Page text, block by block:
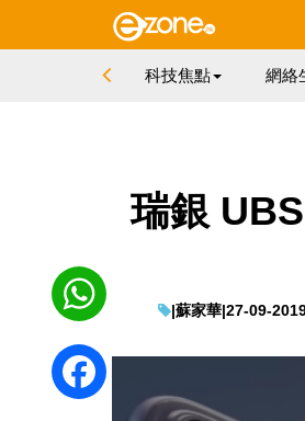
科技焦點 網絡
瑞銀
|蘇家華|27-09-
WhatsApp